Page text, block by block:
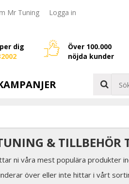
Mr Tuning Logga in
dig
Över 100.000
nöjda kunder
& TILLBEHÖR
ni våra mest populära produkter
över eller inte hittar i vårt